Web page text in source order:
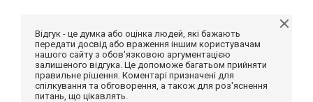
Відгук - це думка або оцінка людей, які бажають
передати досвід або враження іншим користувачам
нашого сайту з обов'язковою аргументацією
залишеного відгука. Це допоможе багатьом прийняти
правильне рішення. Коментарі призначені для
спілкування та обговорення, а також для роз'яснення
питань, що цікавлять.